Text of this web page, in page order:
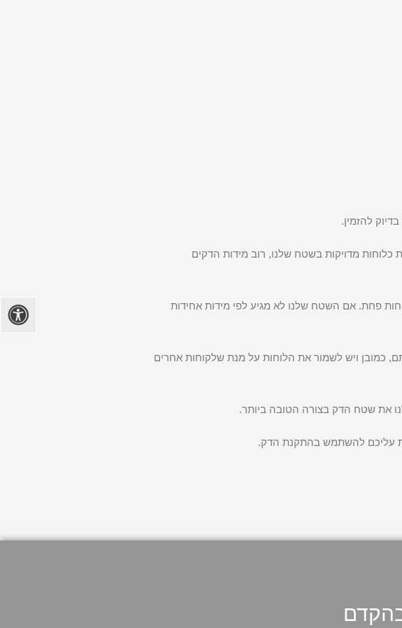
להזמין.
כלוחות מדויקות בשטח שלנו, רוב מידות הדקים
פחת. אם השטח שלנו לא מגיע לפי מידות אחידות
כמובן ויש לשמור את הלוחות על מנת שלקוחות אחרים
את שטח הדק בצורה הטובה ביותר.
עליכם להשתמש בהתקנת הדק.